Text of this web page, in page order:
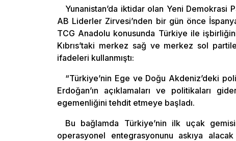
Yunanistan’da iktidar olan Yeni Demokrasi
AB Liderler Zirvesi’nden bir gün önce
TCG Anadolu konusunda Türkiye ile
Kıbrıs’taki merkez sağ ve merkez sol
ifadeleri kullanmıştı:
“Türkiye’nin Ege ve Doğu Akdeniz’deki
Erdoğan’ın açıklamaları ve politikaları
egemenliğini tehdit etmeye başladı.
Bu bağlamda Türkiye’nin ilk uçak
operasyonel entegrasyonunu askıya